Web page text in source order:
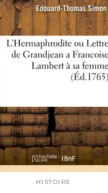
HISTOIRE